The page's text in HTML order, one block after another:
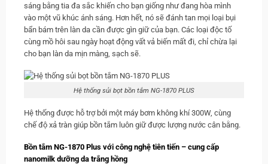
sáng bằng tia đa sắc khiến cho bạn giống như đang hòa mình
vào một vũ khúc ánh sáng. Hơn hết, nó sẽ đánh tan mọi loại bụi
bẩn bám trên làn da cần được gìn giữ của bạn. Các loại độc tố
cùng mồ hôi sau ngày hoạt động vất vả biến mất đi, chỉ chừa lại
cho bạn làn da mịn màng, sạch sẽ.
Hệ thống sủi bọt bồn tắm NG-1870 PLUS
Hệ thống được hỗ trợ bởi một máy bơm không khí 300W, cùng
chế độ xả tràn giúp bồn tắm luôn giữ được lượng nước cân bằng.
Bồn tắm NG-1870 Plus với công nghệ tiên tiến – cung cấp
nanomilk dưỡng da trắng hồng